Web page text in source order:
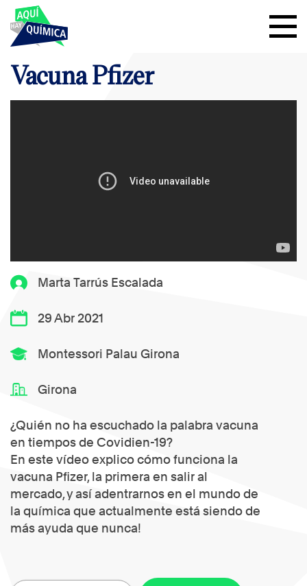
Marta Tarrús Escalada
29 Abr 2021
Montessori Palau Girona
Girona
¿Quién no ha escuchado la palabra vacuna
en tiempos de Covidien-19?
En este vídeo explico cómo funciona la
vacuna Pfizer, la primera en salir al
mercado, y así adentrarnos en el mundo de
la química que actualmente está siendo de
más ayuda que nunca!
Vacuna Pfizer